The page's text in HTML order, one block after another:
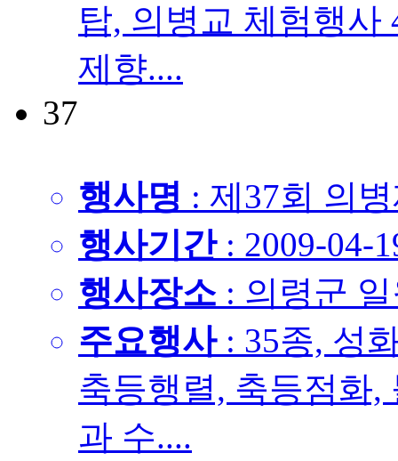
탑, 의병교 체험행사
제향....
37
행사명 : 제37회 의
행사기간: 2009-04-
행사장소 : 의령군
주요행사: 35종, 성
축등행렬, 축등점화,
과 수....